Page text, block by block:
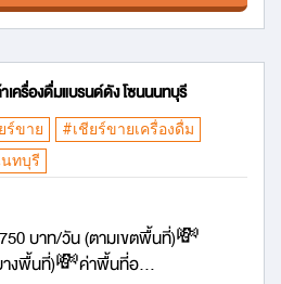
ครื่องดื่มแบรนด์ดัง โซนนนทบุรี
ร์ขาย
#เชียร์ขายเครื่องดื่ม
ทบุรี
บาท/วัน (ตามเขตพื้นที่)💸
างพื้นที่)💸ค่าพื้นที่อ...